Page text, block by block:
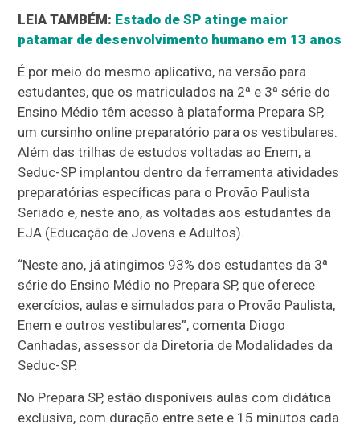
LEIA TAMBÉM: Estado de SP atinge maior
patamar de desenvolvimento humano em 13 anos
É por meio do mesmo aplicativo, na versão para
estudantes, que os matriculados na 2ª e 3ª série do
Ensino Médio têm acesso à plataforma Prepara SP,
um cursinho online preparatório para os vestibulares.
Além das trilhas de estudos voltadas ao Enem, a
Seduc-SP implantou dentro da ferramenta atividades
preparatórias específicas para o Provão Paulista
Seriado e, neste ano, as voltadas aos estudantes da
EJA (Educação de Jovens e Adultos).
“Neste ano, já atingimos 93% dos estudantes da 3ª
série do Ensino Médio no Prepara SP, que oferece
exercícios, aulas e simulados para o Provão Paulista,
Enem e outros vestibulares”, comenta Diogo
Canhadas, assessor da Diretoria de Modalidades da
Seduc-SP.
No Prepara SP, estão disponíveis aulas com didática
exclusiva, com duração entre sete e 15 minutos cada